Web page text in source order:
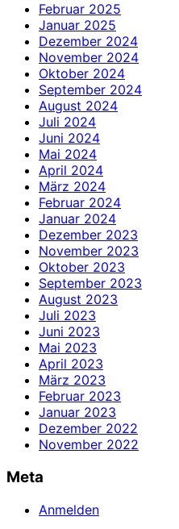
Februar 2025
Januar 2025
Dezember 2024
November 2024
Oktober 2024
September 2024
August 2024
Juli 2024
Juni 2024
Mai 2024
April 2024
März 2024
Februar 2024
Januar 2024
Dezember 2023
November 2023
Oktober 2023
September 2023
August 2023
Juli 2023
Juni 2023
Mai 2023
April 2023
März 2023
Februar 2023
Januar 2023
Dezember 2022
November 2022
Meta
Anmelden